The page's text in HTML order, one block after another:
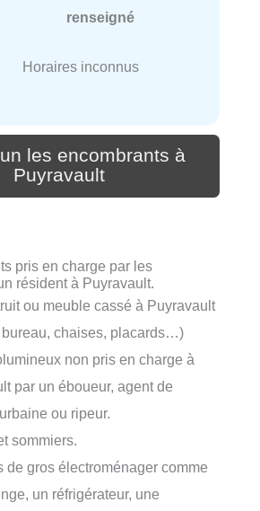
renseigné
Horaires inconnus
les encombrants à
Puyravault
pris en charge par les
résident à Puyravault.
ou meuble cassé à Puyravault
bureau, chaises, placards…)
non pris en charge à
par un éboueur, agent de
ou ripeur.
sommiers.
de gros électroménager comme
un réfrigérateur, une